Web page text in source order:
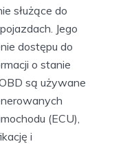
służące do
Jego
dostępu do
o stanie
są używane
(ECU),
i